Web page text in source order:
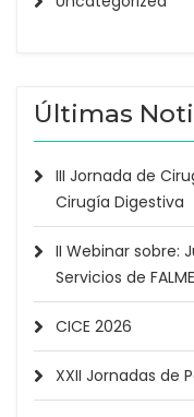
Últimas
III Jornada de
Cirugía Digestiva
II Webinar sobre:
Servicios de
CICE 2026
XXII Jornadas de